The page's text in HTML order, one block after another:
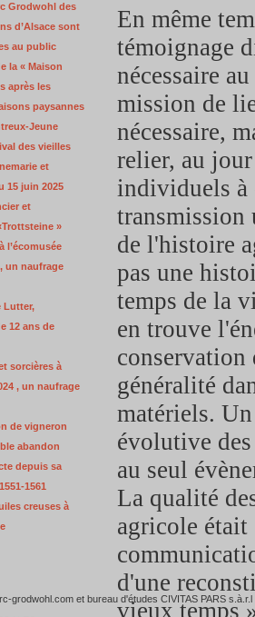
En même
témoignage
nécessaire
mission de
nécessaire,
relier, au
individuels à
transmission
de l'histoire
pas une
temps de la
en trouve
conservation
généralité
matériels.
évolutive
au seul
La qualité
agricole était
d'une
vieux temps
Grodwohl des
d’Alsace sont
au public
la « Maison
après les
paysannes
Jeune
des vieilles
et
15 juin 2025
et
»
l’écomusée
un naufrage
Lutter,
12 ans de
sorcières à
, un naufrage
de vigneron
abandon
depuis sa
1561
creuses à
grodwohl.com et bureau d'études CIVITAS